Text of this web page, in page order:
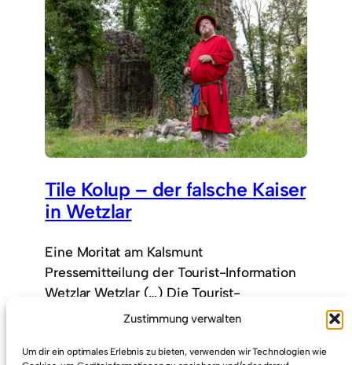
Zustimmung verwalten
Um dir ein optimales Erlebnis zu bieten, verwenden wir Technologien wie
Tile Kolup – der falsche Kaiser
in Wetzlar
Eine Moritat am Kalsmunt
Pressemitteilung der Tourist-Information
Wetzlar Wetzlar (…) Die Tourist-
Information Wetzlar bietet am Samstag,
6. September 2023